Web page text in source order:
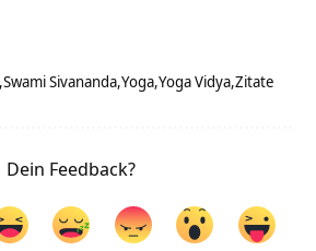
Swami Sivananda Yoga Yoga Vidya Zitate
Dein Feedback?